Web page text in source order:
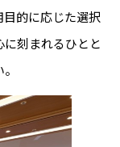
的に応じた選択
刻まれるひとと